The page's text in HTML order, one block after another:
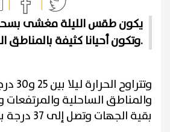
يكون طقس الليلة مغشى
وتكون أحيانا كثيفة بالمناطق الساحلية.
بقية الجهات وتصل إلى 37 درجة بالجنوب الغربي.